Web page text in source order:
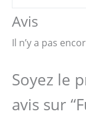
Avis
Il n’y a pas
Soyez le
avis sur